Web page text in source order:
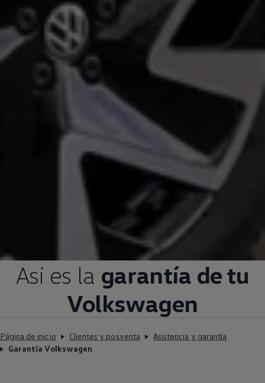
Así es la garantía de tu
Volkswagen
Página de inicio Clientes y posventa
Asistencia y garantía
Garantía Volkswagen